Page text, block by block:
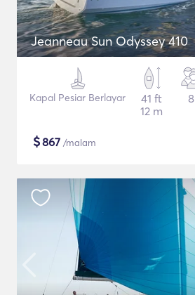
Jeanneau Sun Odyssey 410
Kapal Pesiar Berlayar
41 ft
12 m
8
$867 /malam